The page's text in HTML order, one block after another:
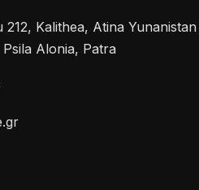
Kalithea, Atina Yunanistan
Alonia, Patra